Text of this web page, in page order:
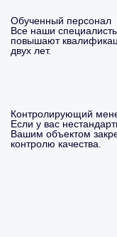
Обученный персонал
Все наши
повышают
двух лет.
Контролирующий
Если у вас
Вашим объектом
контролю качества.